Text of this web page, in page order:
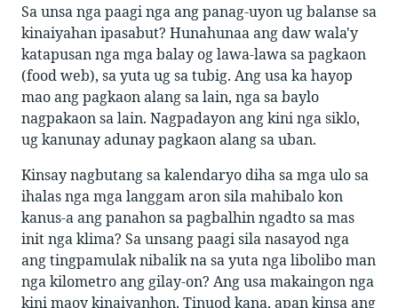
Sa unsa nga paagi nga ang panag-uyon ug balanse sa
kinaiyahan ipasabut? Hunahunaa ang daw wala'y
katapusan nga mga balay og lawa-lawa sa pagkaon
(food web), sa yuta ug sa tubig. Ang usa ka hayop
mao ang pagkaon alang sa lain, nga sa baylo
nagpakaon sa lain. Nagpadayon ang kini nga siklo,
ug kanunay adunay pagkaon alang sa uban.
Kinsay nagbutang sa kalendaryo diha sa mga ulo sa
ihalas nga mga langgam aron sila mahibalo kon
kanus-a ang panahon sa pagbalhin ngadto sa mas
init nga klima? Sa unsang paagi sila nasayod nga
ang tingpamulak nibalik na sa yuta nga libolibo man
nga kilometro ang gilay-on? Ang usa makaingon nga
kini maoy kinaiyanhon. Tinuod kana, apan kinsa ang